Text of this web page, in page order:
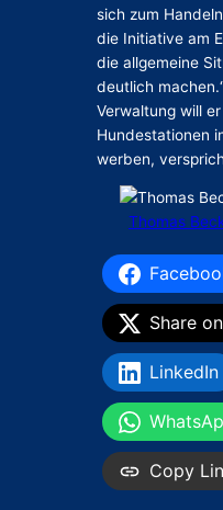
sich zum
die Initiative am
die allgemeine
deutlich
Verwaltung will
Hundestationen
werben,
Thomas
Share
LinkedIn
Copy